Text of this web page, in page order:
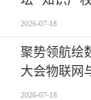
举办
2026-07-18
聚势领航绘
大会物联网
办
2026-07-18